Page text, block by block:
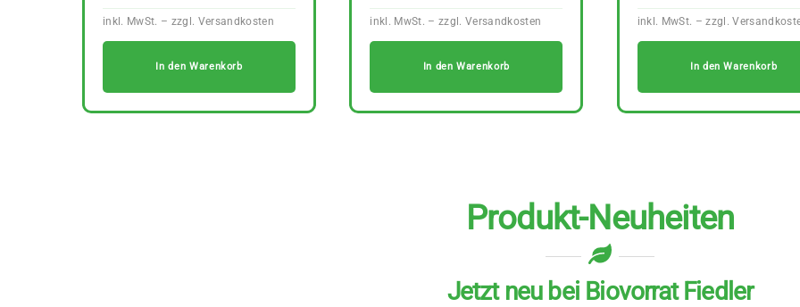
In den Warenkorb In den Warenkorb In den Warenkorb
Produkt-Neuheiten
Jetzt neu bei Biovorrat Fiedler